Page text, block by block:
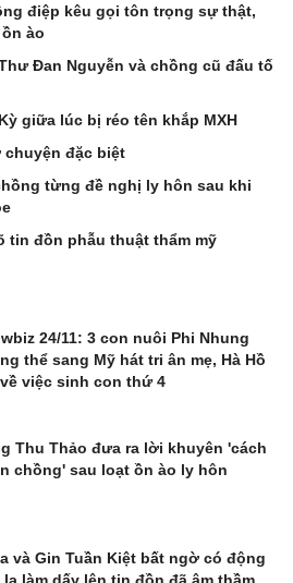
điệp kêu gọi tôn trọng sự thật,
ào
Đan Nguyễn và chồng cũ đấu tố
giữa lúc bị réo tên khắp MXH
chuyện đặc biệt
từng đề nghị ly hôn sau khi
tin đồn phẫu thuật thẩm mỹ
24/11: 3 con nuôi Phi Nhung
thể sang Mỹ hát tri ân mẹ, Hà Hồ
việc sinh con thứ 4
Thu Thảo đưa ra lời khuyên 'cách
chồng' sau loạt ồn ào ly hôn
và Gin Tuần Kiệt bất ngờ có động